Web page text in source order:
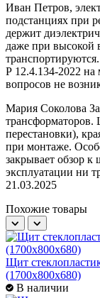
Иван Петров,
подстанциях при
держит
даже при высокой
Р 12.4.134-2022 на
вопросов не
Мария Соколова
перестановки),
при монтаже.
закрывает обзор
эксплуатации ни
21.03.2025
Похожие товары
Щит
(1700х800х680)
В наличии